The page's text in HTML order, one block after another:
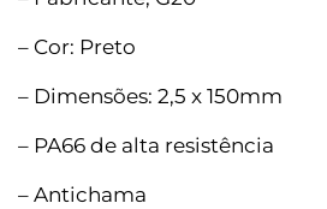
– Cor: Preto
– Dimensões: 2,5 x 150mm
– PA66 de alta resistência
– Antichama